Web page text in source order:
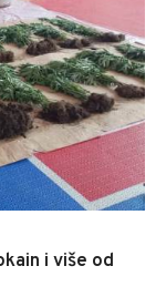
i više od